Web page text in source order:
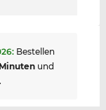
: Bestellen
und